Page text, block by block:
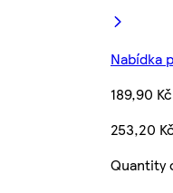
Nabídka
189,90 Kč
253,20
Quantity